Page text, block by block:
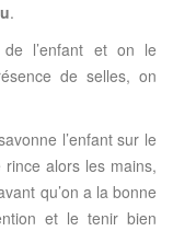
.
l’enfant et on le
de selles, on
l’enfant sur le
alors les mains,
qu’on a la bonne
et le tenir bien